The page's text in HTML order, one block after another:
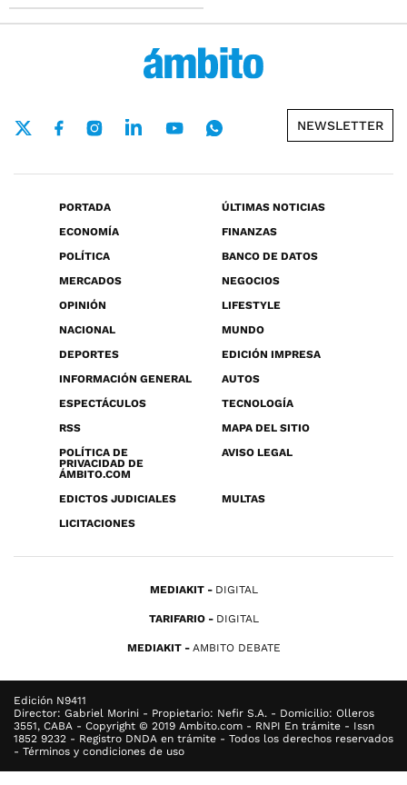
NEWSLETTER
PORTADA
ÚLTIMAS NOTICIAS
ECONOMÍA
FINANZAS
POLÍTICA
BANCO DE DATOS
MERCADOS
NEGOCIOS
OPINIÓN
LIFESTYLE
NACIONAL
MUNDO
DEPORTES
EDICIÓN IMPRESA
INFORMACIÓN GENERAL
AUTOS
ESPECTÁCULOS
TECNOLOGÍA
RSS
MAPA DEL SITIO
POLÍTICA DE
PRIVACIDAD DE
ÁMBITO.COM
AVISO LEGAL
EDICTOS JUDICIALES
MULTAS
LICITACIONES
MEDIAKIT DIGITAL
TARIFARIO DIGITAL
MEDIAKIT AMBITO DEBATE
Edición N9411
Director: Gabriel Morini - Propietario: Nefir S.A. - Domicilio: Olleros
3551, CABA - Copyright © 2019 Ambito.com - RNPI En trámite - Issn
1852 9232 - Registro DNDA en trámite - Todos los derechos reservados
- Términos y condiciones de uso